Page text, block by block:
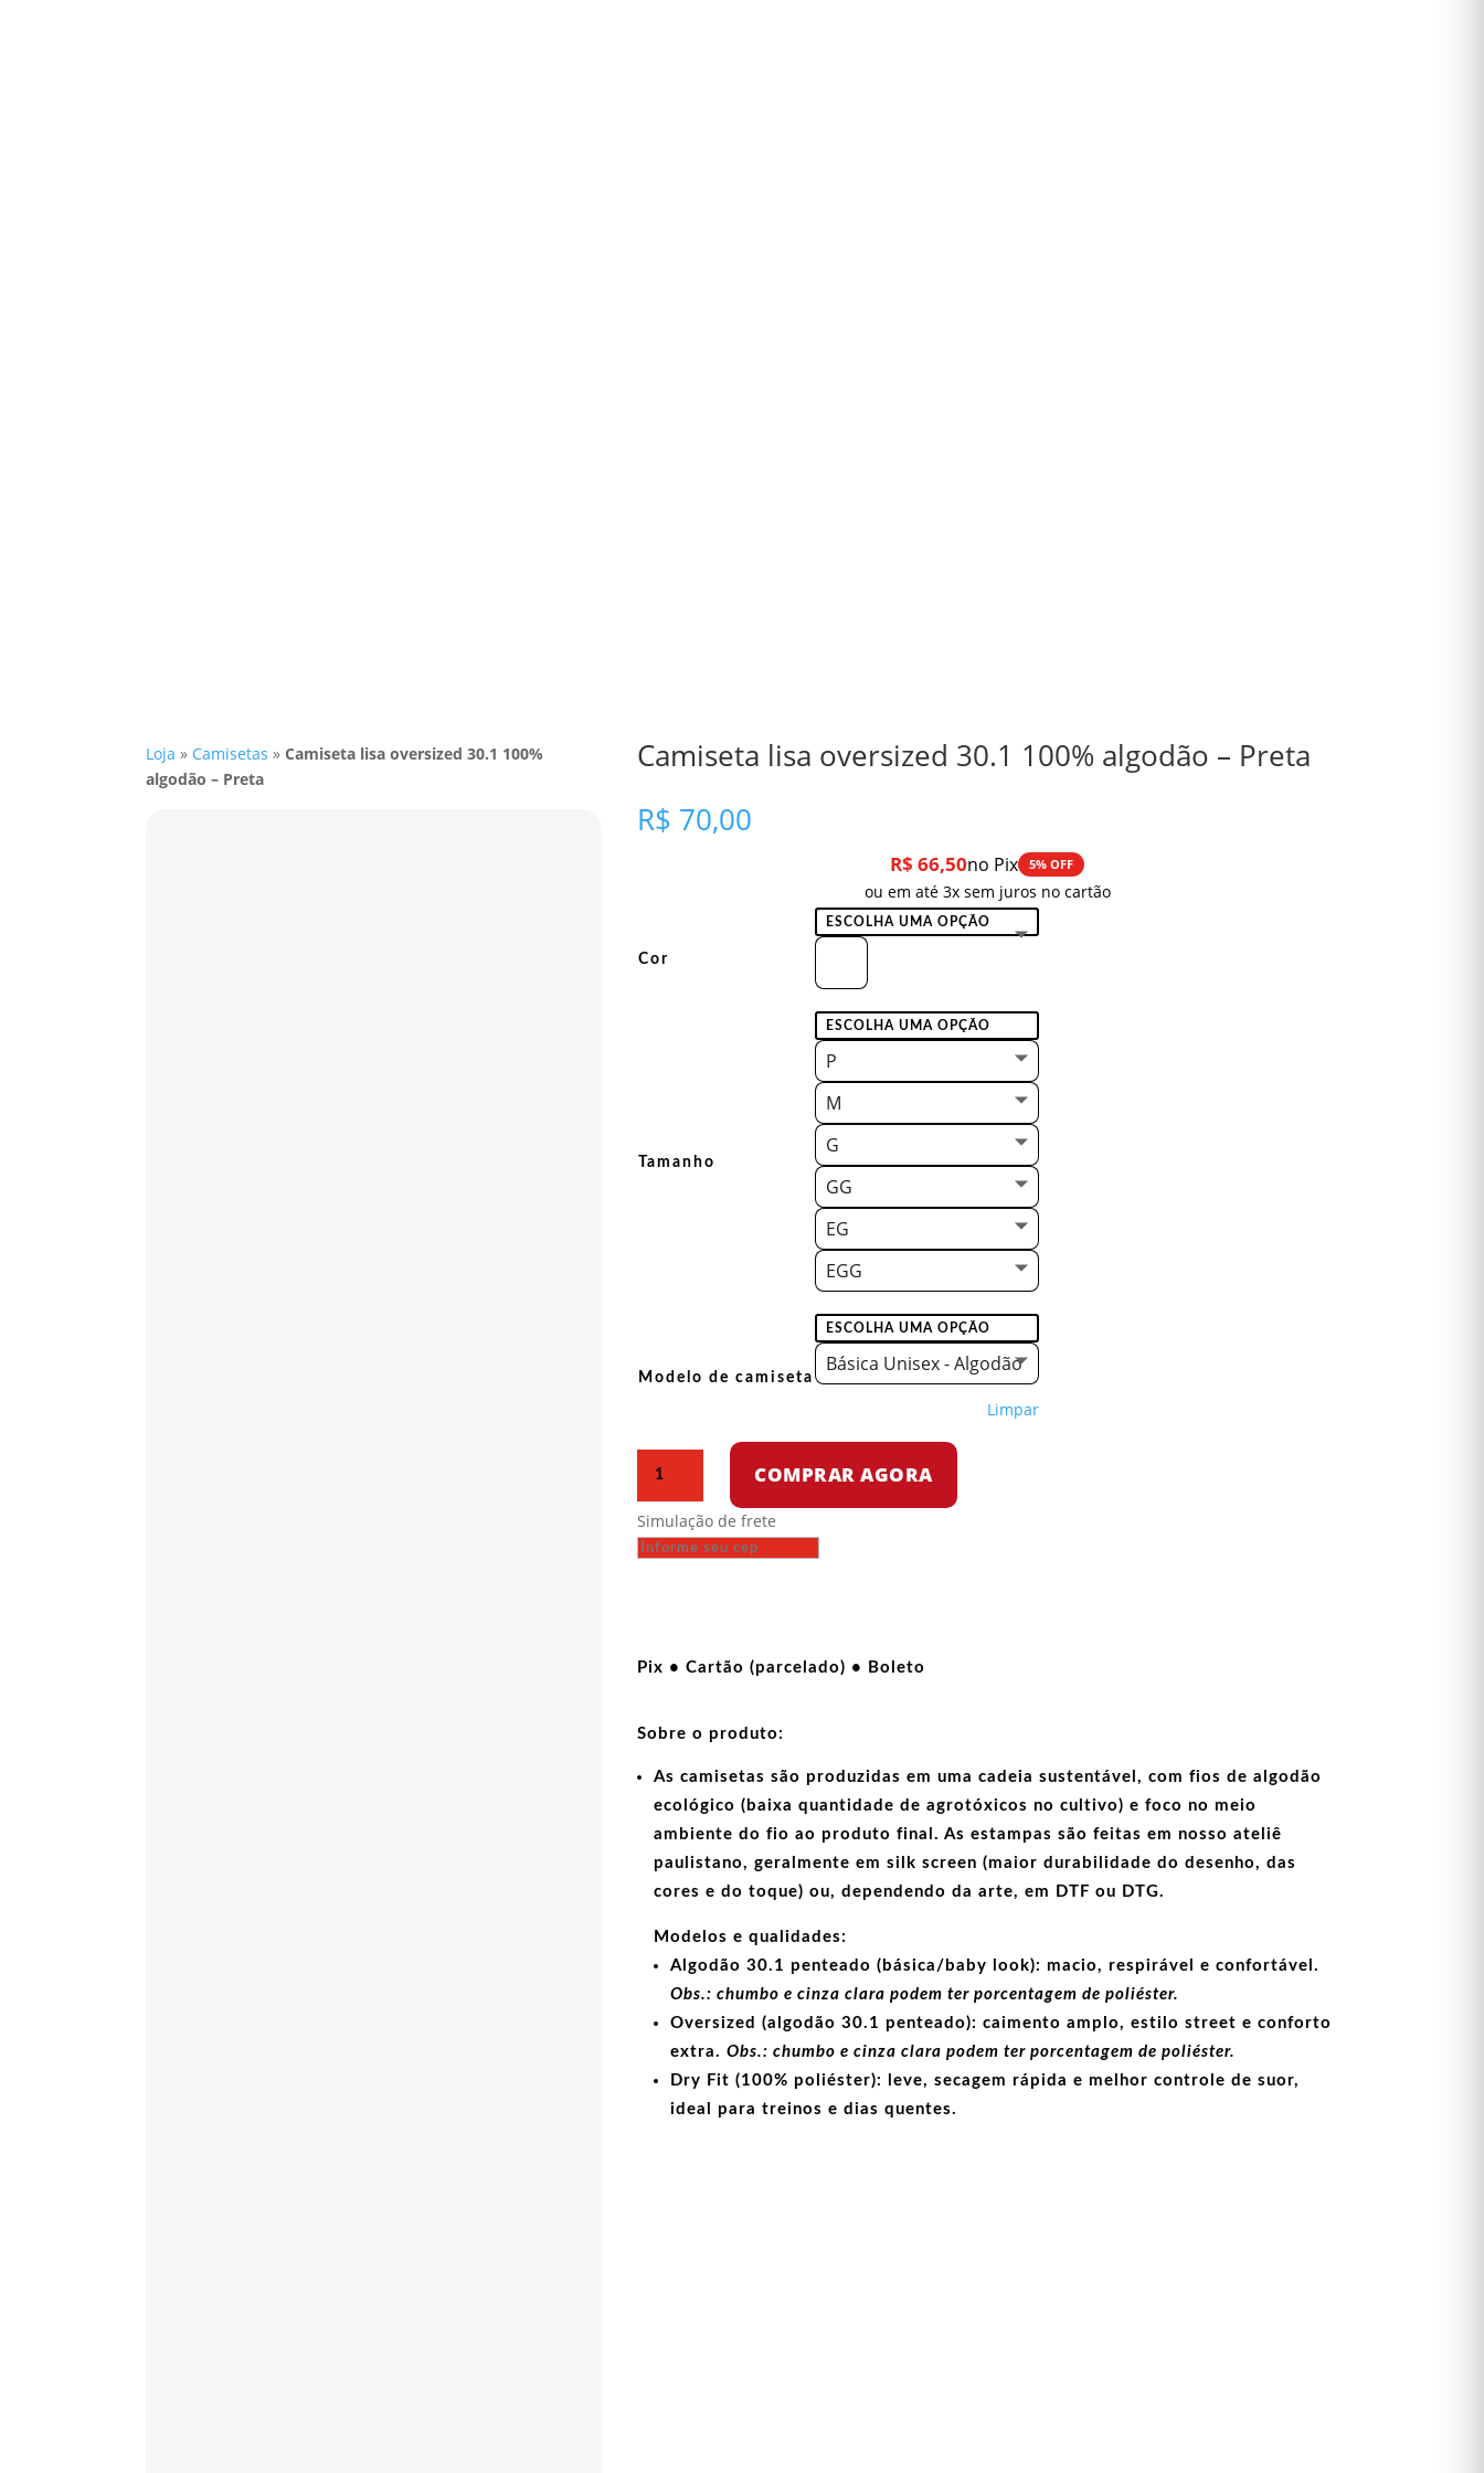
Loja » Camisetas » Camiseta lisa oversized 30.1 100%
algodão – Preta
Camiseta lisa oversized 30.1 100% algodão – Preta
R$ 70,00
R$ 66,50no Pix 5% OFF
ou em até 3x sem juros no cartão
Cor
Tamanho
P
M
G
GG
EG
EGG
Modelo de camiseta
Básica Unisex - Algodão
Limpar
oversized
30.1
100%
quantidade
COMPRAR AGORA
Simulação de frete
Pix • Cartão (parcelado) • Boleto
Sobre o produto:
As camisetas são produzidas em uma cadeia sustentável, com fios de algodão
ecológico (baixa quantidade de agrotóxicos no cultivo) e foco no meio
ambiente do fio ao produto final. As estampas são feitas em nosso ateliê
paulistano, geralmente em silk screen (maior durabilidade do desenho, das
cores e do toque) ou, dependendo da arte, em
DTF ou DTG.
Modelos e qualidades:
Algodão 30.1 penteado (básica/baby look): macio, respirável e confortável.
Obs.: chumbo e cinza clara podem ter porcentagem de poliéster.
Oversized (algodão 30.1 penteado): caimento amplo, estilo street e conforto
extra. Obs.: chumbo e cinza clara podem ter porcentagem de poliéster.
Dry Fit (100% poliéster):
leve, secagem rápida e melhor controle de suor,
ideal para treinos e dias quentes.